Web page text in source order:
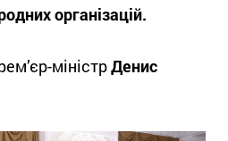
організацій.
міністрДенис